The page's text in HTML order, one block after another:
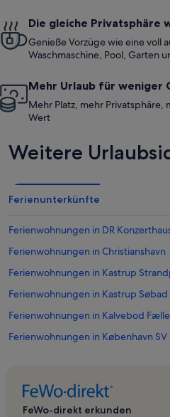
Die gleiche Privatsphäre
Genieße Vorzüge wie eine voll
Waschmaschine, Pool, Garten
Mehr Urlaub für weniger
Mehr Platz, mehr
Wert
Weitere
Ferienunterkünfte
Ferienwohnungen in DR
Ferienwohnungen in Christianshavn
Ferienwohnungen in Kastrup
Ferienwohnungen in Kastrup Søbad
Ferienwohnungen in Kalvebod
Ferienwohnungen in København SV
Ferienwohnungen in Tårnby
FeWo-direkt erkunden